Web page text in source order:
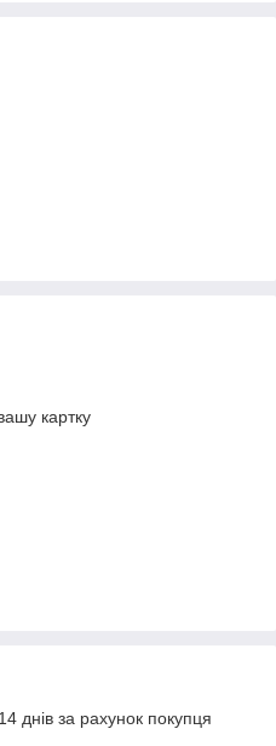
картку
днів за рахунок покупця